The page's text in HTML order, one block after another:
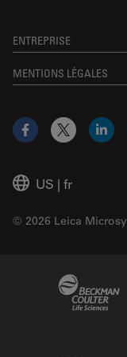
ENTREPRISE
MENTIONS LÉGALES
US | fr
© 2026 Leica
Facebook
X